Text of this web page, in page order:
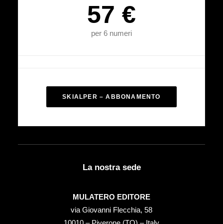
57 €
per 6 numeri
SKIALPER – ABBONAMENTO
La nostra sede
MULATERO EDITORE
via Giovanni Flecchia, 58